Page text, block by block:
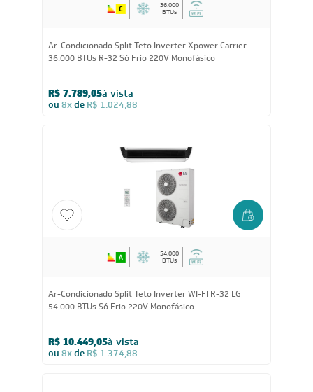
36.000
BTUs
Ar-Condicionado Split Teto Inverter Xpower Carrier
36.000 BTUs R-32 Só Frio 220V Monofásico
R$ 7.789,05à vista
ou 8xde R$ 1.024,88
54.000
BTUs
Ar-Condicionado Split Teto Inverter WI-FI R-32 LG
54.000 BTUs Só Frio 220V Monofásico
R$ 10.449,05à vista
ou 8xde R$ 1.374,88